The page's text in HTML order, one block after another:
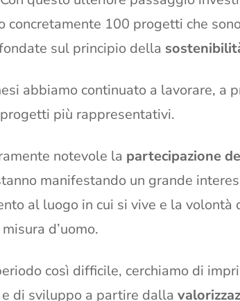
concretamente 100 progetti che
sul principio della
abbiamo continuato a lavorare, a
più rappresentativi.
notevole la partecipazione
manifestando un grande
al luogo in cui si vive e la
d’uomo.
così difficile, cerchiamo di
e di sviluppo a partire dalla